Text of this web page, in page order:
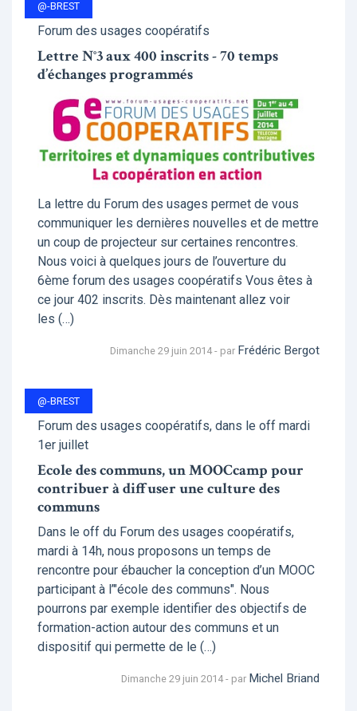
@-BREST
Forum des usages coopératifs
Lettre N°3 aux 400 inscrits - 70 temps
d’échanges programmés
La lettre du Forum des usages permet de vous
communiquer les dernières nouvelles et de mettre
un coup de projecteur sur certaines rencontres.
Nous voici à quelques jours de l’ouverture du
6ème forum des usages coopératifs Vous êtes à
ce jour 402 inscrits. Dès maintenant allez voir
les (…)
Dimanche 29 juin 2014 - par Frédéric Bergot
@-BREST
Forum des usages coopératifs, dans le off mardi
1er juillet
Ecole des communs, un MOOCcamp pour
contribuer à diffuser une culture des
communs
Dans le off du Forum des usages coopératifs,
mardi à 14h, nous proposons un temps de
rencontre pour ébaucher la conception d’un MOOC
participant à l’"école des communs". Nous
pourrons par exemple identifier des objectifs de
formation-action autour des communs et un
dispositif qui permette de le (…)
Dimanche 29 juin 2014 - par Michel Briand